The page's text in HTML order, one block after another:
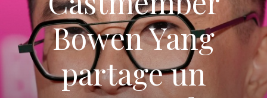
Bowen Yang
partage un